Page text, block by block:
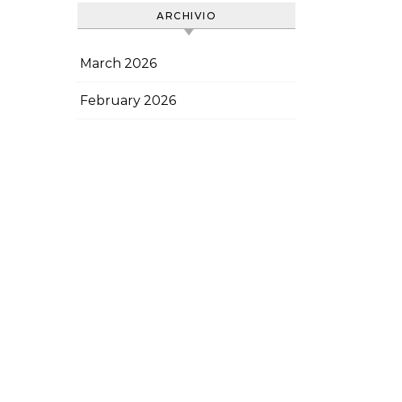
ARCHIVIO
March 2026
February 2026